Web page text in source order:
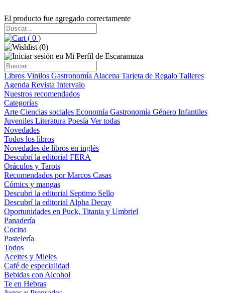
El producto fue agregado correctamente
( 0 )
(0)
Libros Vinilos Gastronomía Alacena Tarjeta de Regalo Talleres
Agenda Revista Intervalo
Nuestros recomendados
Categorías
Arte Ciencias sociales Economía Gastronomía Género Infantiles
Juveniles Literatura Poesía Ver todas
Novedades
Todos los libros
Novedades de libros en inglés
Descubrí la editorial FERA
Oráculos y Tarots
Recomendados por Marcos Casas
Cómics y mangas
Descubri la editorial Septimo Sello
Descubrí la editorial Alpha Decay
Oportunidades en Puck, Titania y Umbriel
Panadería
Cocina
Pastelería
Todos
Aceites y Mieles
Café de especialidad
Bebidas con Alcohol
Te en Hebras